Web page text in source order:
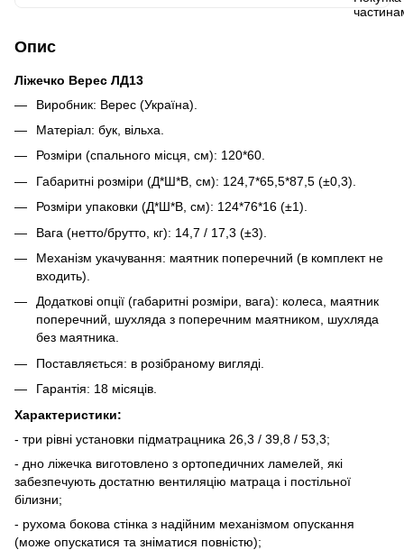
Опис
Ліжечко Верес ЛД13
Виробник: Верес (Україна).
Матеріал: бук, вільха.
Розміри (спального місця, см): 120*60.
Габаритні розміри (Д*Ш*В, см): 124,7*65,5*87,5 (±0,3).
Розміри упаковки (Д*Ш*В, см): 124*76*16 (±1).
Вага (нетто/брутто, кг): 14,7 / 17,3 (±3).
Механізм укачування: маятник поперечний (в комплект не
входить).
Додаткові опції (габаритні розміри, вага): колеса, маятник
поперечний, шухляда з поперечним маятником, шухляда
без маятника.
Поставляється: в розібраному вигляді.
Гарантія: 18 місяців.
Характеристики:
- три рівні установки підматрацника 26,3 / 39,8 / 53,3;
- дно ліжечка виготовлено з ортопедичних ламелей, які
забезпечують достатню вентиляцію матраца і постільної
білизни;
- рухома бокова стінка з надійним механізмом опускання
(може опускатися та зніматися повністю);